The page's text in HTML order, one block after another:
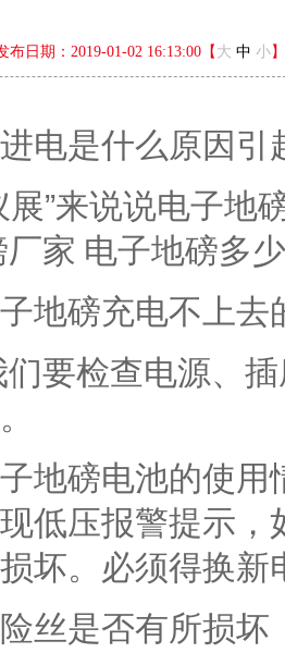
布日期：2019-01-02 16:13:00【 大 中 小】
电是什么原因引
展”来说说电子地
家 电子地磅多
地磅充电不上去
要检查电源、
地磅电池的使
低压报警提示
坏。必须得换新
丝是否有所损